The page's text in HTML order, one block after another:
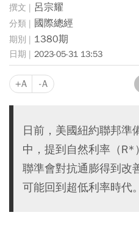
呂宗耀
國際總經
1380期
2023-05-31 13:53
+A -A
日前，美國紐約聯邦準
中，提到自然利率（
聯準會對抗通膨得到改
可能回到超低利率時代。